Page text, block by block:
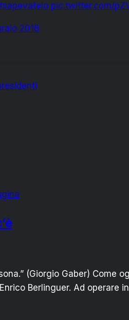
pic.twitter.com/
2018
(Giorgio Gaber) Come
Berlinguer. Ad operare